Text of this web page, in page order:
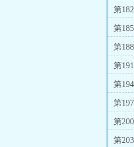
第
第
第
第
第
更）
第
第
第